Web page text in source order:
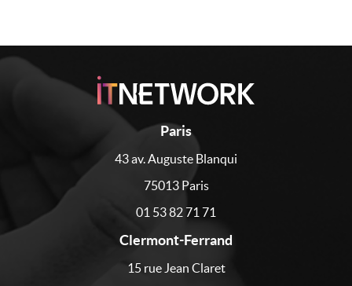
Paris
43 av. Auguste Blanqui
75013 Paris
01 53 82 71 71
Clermont-Ferrand
15 rue Jean Claret